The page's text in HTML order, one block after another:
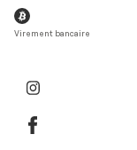
Virement bancaire